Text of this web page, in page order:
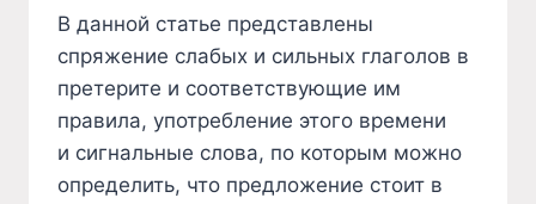
В данной статье представлены
спряжение слабых и сильных глаголов в
претерите и соответствующие им
правила, употребление этого времени
и сигнальные слова, по которым можно
определить, что предложение стоит в